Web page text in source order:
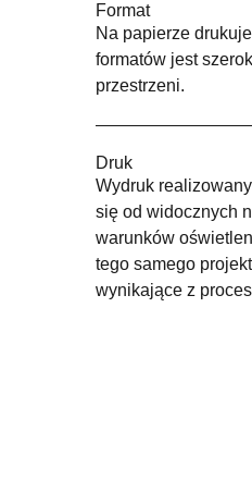
Format
Na papierze
formatów jest
przestrzeni.
Druk
Wydruk
się od widocznych
warunków
tego samego
wynikające z